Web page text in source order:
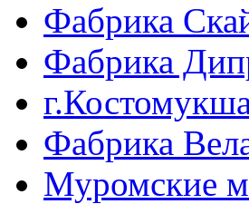
Фабрика
Фабрика
Фабрика
Муромские